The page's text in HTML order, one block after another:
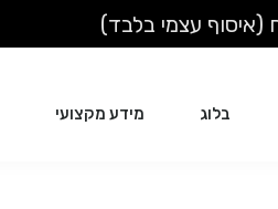
בלוג מידע מקצועי